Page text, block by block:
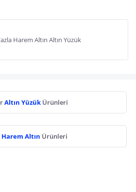
Harem Altın Altın Yüzük
Altın Yüzük Ürünleri
Harem Altın Ürünleri